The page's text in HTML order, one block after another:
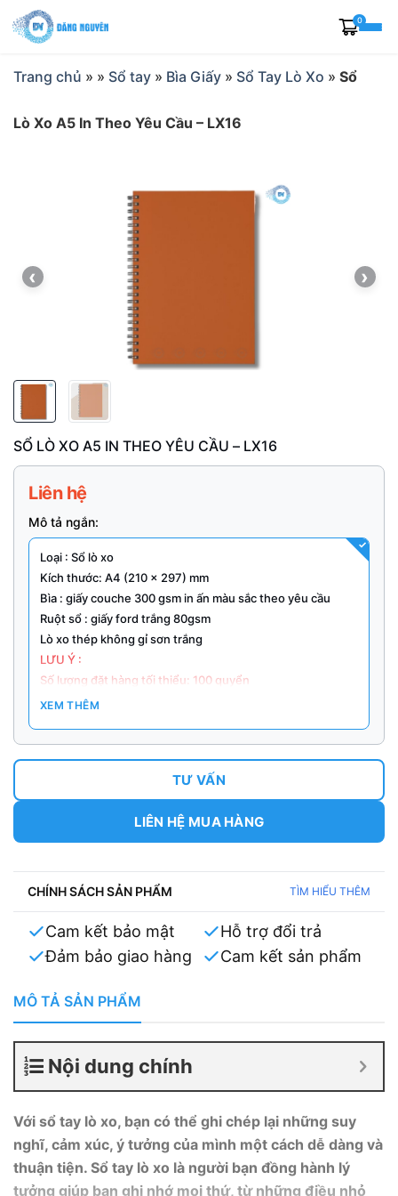
Skip
to
0
Trang chủ » » Sổ tay » Bìa Giấy » Sổ Tay Lò Xo » Sổ
Lò Xo A5 In Theo Yêu Cầu – LX16
‹ ›
SỔ LÒ XO A5 IN THEO YÊU CẦU – LX16
Liên hệ
Mô tả ngắn:
Loại : Sổ lò xo
Kích thước: A4 (210 x 297) mm
Bìa : giấy couche 300 gsm in ấn màu sắc theo yêu cầu
Ruột sổ : giấy ford trắng 80gsm
Lò xo thép không gỉ sơn trắng
LƯU Ý :
Số lượng đặt hàng tối thiểu: 100 quyển
Giá: Thay đổi theo yêu cầu riêng, giá trên website cho số
XEM THÊM
TƯ VẤN
LIÊN HỆ MUA HÀNG
CHÍNH SÁCH SẢN PHẨM TÌM HIỂU THÊM
Cam kết bảo mật
Hỗ trợ đổi trả
Đảm bảo giao hàng
Cam kết sản phẩm
MÔ TẢ SẢN PHẨM
Nội dung chính
Với sổ tay lò xo, bạn có thể ghi chép lại những suy
nghĩ, cảm xúc, ý tưởng của mình một cách dễ dàng và
thuận tiện. Sổ tay lò xo là người bạn đồng hành lý
tưởng giúp bạn ghi nhớ mọi thứ, từ những điều nhỏ